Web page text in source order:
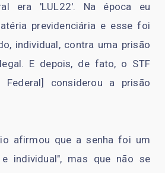
era 'LUL22'. Na época eu
previdenciária e esse foi
individual, contra uma prisão
E depois, de fato, o STF
Federal] considerou a prisão
afirmou que a senha foi um
individual", mas que não se